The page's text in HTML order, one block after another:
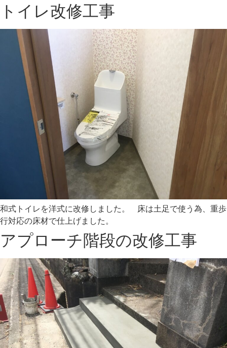
トイレ改修工事
和式トイレを洋式に改修しました。 床は土足で使う為、重歩
行対応の床材で仕上げました。
アプローチ階段の改修工事